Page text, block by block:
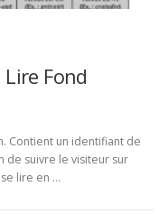
Fond
Contient un identifiant de
de suivre le visiteur sur
lire en …